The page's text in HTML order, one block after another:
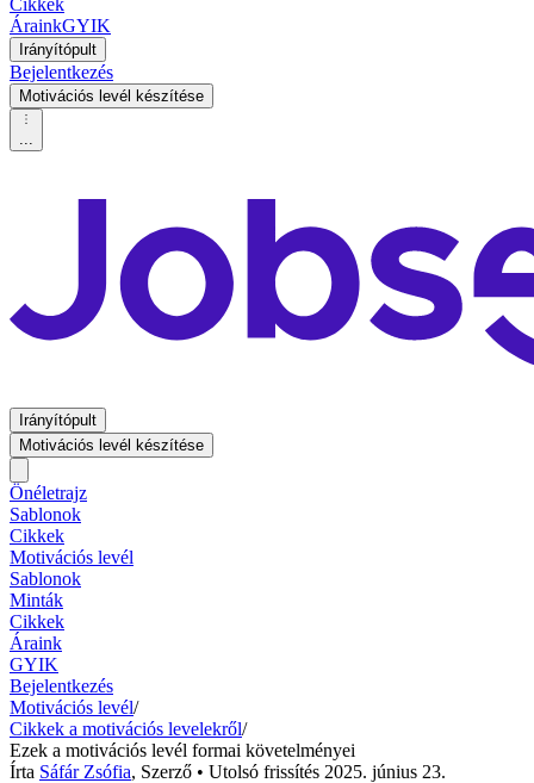
Cikkek
ÁrainkGYIK
Irányítópult
Bejelentkezés
Motivációs levél készítése
...
Irányítópult
Motivációs levél készítése
Önéletrajz
Sablonok
Cikkek
Motivációs levél
Sablonok
Minták
Cikkek
Áraink
GYIK
Bejelentkezés
Motivációs levél/
Cikkek a motivációs levelekről/
Ezek a motivációs levél formai követelményei
Írta Sáfár Zsófia, Szerző • Utolsó frissítés 2025. június 23.